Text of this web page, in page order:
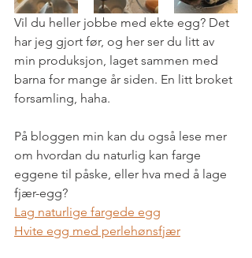
Vil du heller jobbe med ekte egg? Det
har jeg gjort før, og her ser du litt av
min produksjon, laget sammen med
barna for mange år siden. En litt broket
forsamling, haha.
På bloggen min kan du også lese mer
om hvordan du naturlig kan farge
eggene til påske, eller hva med å lage
fjær-egg?
Lag naturlige fargede egg
Hvite egg med perlehønsfjær